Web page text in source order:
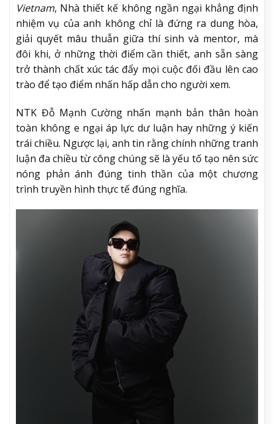
Vietnam, Nhà thiết kế không ngần ngại khẳng định
nhiệm vụ của anh không chỉ là đứng ra dung hòa,
giải quyết mâu thuẫn giữa thí sinh và mentor, mà
đôi khi, ở những thời điểm cần thiết, anh sẵn sàng
trở thành chất xúc tác đẩy mọi cuộc đối đầu lên cao
trào để tạo điểm nhấn hấp dẫn cho người xem.
NTK Đỗ Mạnh Cường nhấn mạnh bản thân hoàn
toàn không e ngại áp lực dư luận hay những ý kiến
trái chiều. Ngược lại, anh tin rằng chính những tranh
luận đa chiều từ công chúng sẽ là yếu tố tạo nên sức
nóng phản ánh đúng tinh thần của một chương
trình truyền hình thực tế đúng nghĩa.